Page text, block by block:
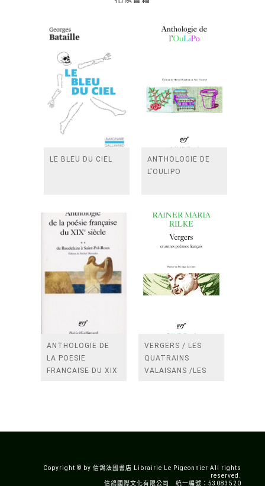
LE BLEU DU CIEL
ANTHOLOGIE DE
L'OULIPO
ANTHOLOGIE DE
LA POESIE
FRANCAISE DU XIX
VERGERS / LES
QUATRAINS
VALAISANS /LES
Copyright © by 信鴿法國書店 Librairie Le Pigeonnier All rights
reserved.
信鴿國際文化有限公司 統一編號：53083520